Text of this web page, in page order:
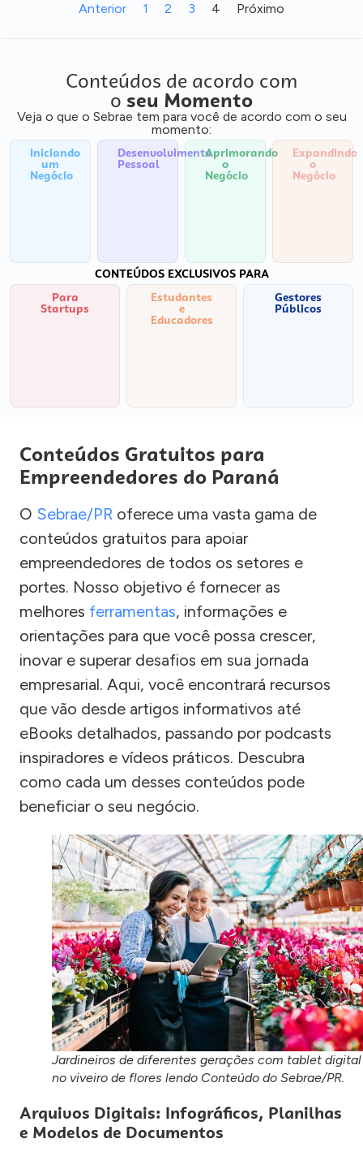
Anterior 1 2 3 4 Próximo
Conteúdos de acordo com
o seu Momento
Veja o que o Sebrae tem para você de acordo com o seu
momento:
Iniciando
um
Negócio
Desenvolvimento
Pessoal
Aprimorando
o
Negócio
Expandindo
o
Negócio
CONTEÚDOS EXCLUSIVOS PARA
Para
Startups
Estudantes
e
Educadores
Gestores
Públicos
Conteúdos Gratuitos para
Empreendedores do Paraná
O Sebrae/PR oferece uma vasta gama de
conteúdos gratuitos para apoiar
empreendedores de todos os setores e
portes. Nosso objetivo é fornecer as
melhores ferramentas, informações e
orientações para que você possa crescer,
inovar e superar desafios em sua jornada
empresarial. Aqui, você encontrará recursos
que vão desde artigos informativos até
eBooks detalhados, passando por podcasts
inspiradores e vídeos práticos. Descubra
como cada um desses conteúdos pode
beneficiar o seu negócio.
Jardineiros de diferentes gerações com tablet digital
no viveiro de flores lendo Conteúdo do Sebrae/PR.
Arquivos Digitais: Infográficos, Planilhas
e Modelos de Documentos